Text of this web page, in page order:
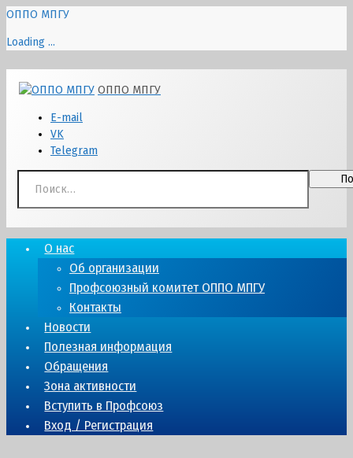
ОППО МПГУ
Loading ...
содержимому
ОППО МПГУ
E-mail
VK
Telegram
О нас
Об организации
Профсоюзный комитет ОППО МПГУ
Контакты
Новости
Полезная информация
Обращения
Зона активности
Вступить в Профсоюз
Вход / Регистрация